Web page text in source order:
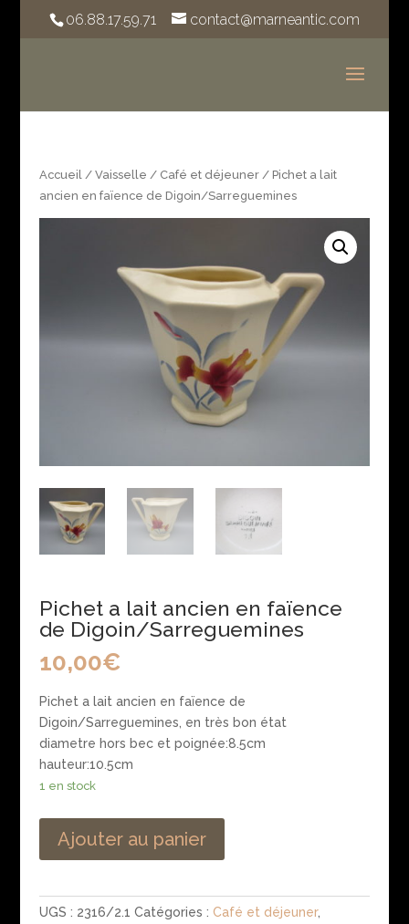
06.88.17.59.71 contact@marneantic.com
Accueil/ Vaisselle / Café et déjeuner/ Pichet a lait
ancien en faïence de Digoin/Sarreguemines
Pichet a lait ancien en faïence
de Digoin/Sarreguemines
10,00€
Pichet a lait ancien en faïence de
Digoin/Sarreguemines, en très bon état
diametre hors bec et poignée:8.5cm
hauteur:10.5cm
1 en stock
Ajouter au panier
UGS : 2316/2.1 Catégories : Café et déjeuner,